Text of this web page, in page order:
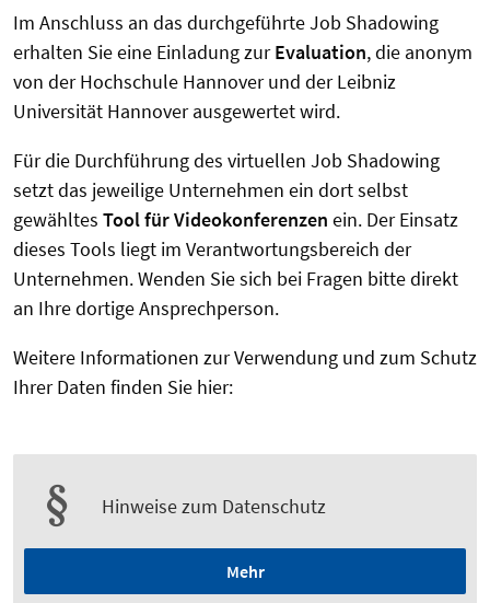
Im Anschluss an das durchgeführte Job Shadowing
erhalten Sie eine Einladung zurEvaluation, die anonym
von der Hochschule Hannover und der Leibniz
Universität Hannover ausgewertet wird.
Für die Durchführung des virtuellen Job Shadowing
setzt das jeweilige Unternehmen ein dort selbst
gewähltes Tool für Videokonferenzen ein. Der Einsatz
dieses Tools liegt im Verantwortungsbereich der
Unternehmen. Wenden Sie sich bei Fragen bitte direkt
an Ihre dortige Ansprechperson.
Weitere Informationen zur Verwendung und zum Schutz
Ihrer Daten finden Sie hier:
Hinweise zum Datenschutz
Mehr